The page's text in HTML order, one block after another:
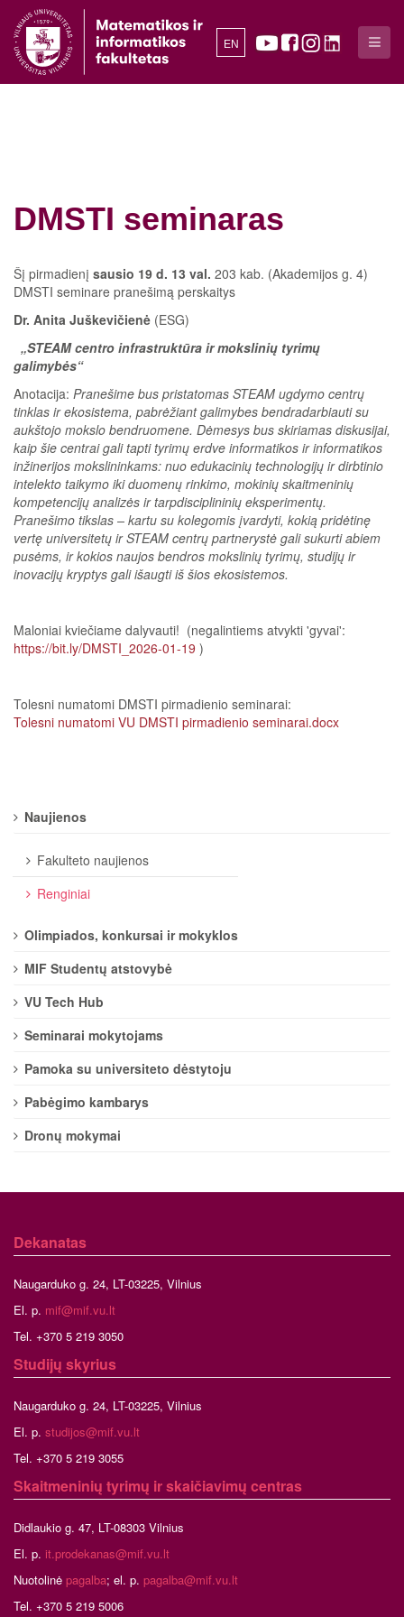
EN
DMSTI seminaras
Šį pirmadienį sausio 19 d. 13 val. 203 kab. (Akademijos g. 4)
DMSTI seminare pranešimą perskaitys
Dr. Anita Juškevičienė (ESG)
„STEAM centro infrastruktūra ir mokslinių tyrimų
galimybės“
Anotacija: Pranešime bus pristatomas STEAM ugdymo centrų
tinklas ir ekosistema, pabrėžiant galimybes bendradarbiauti su
aukštojo mokslo bendruomene. Dėmesys bus skiriamas diskusijai,
kaip šie centrai gali tapti tyrimų erdve informatikos ir informatikos
inžinerijos mokslininkams: nuo edukacinių technologijų ir dirbtinio
intelekto taikymo iki duomenų rinkimo, mokinių skaitmeninių
kompetencijų analizės ir tarpdisciplininių eksperimentų.
Pranešimo tikslas – kartu su kolegomis įvardyti, kokią pridėtinę
vertę universitetų ir STEAM centrų partnerystė gali sukurti abiem
pusėms, ir kokios naujos bendros mokslinių tyrimų, studijų ir
inovacijų kryptys gali išaugti iš šios ekosistemos.
Maloniai kviečiame dalyvauti! (negalintiems atvykti 'gyvai':
https://bit.ly/DMSTI_2026-01-19 )
Tolesni numatomi DMSTI pirmadienio seminarai: ​​​​​​
Tolesni numatomi VU DMSTI pirmadienio seminarai.docx
Naujienos
Fakulteto naujienos
Renginiai
Olimpiados, konkursai ir mokyklos
MIF Studentų atstovybė
VU Tech Hub
Seminarai mokytojams
Pamoka su universiteto dėstytoju
Pabėgimo kambarys
Dronų mokymai
Dekanatas
Naugarduko g. 24, LT-03225, Vilnius
El. p. mif@mif.vu.lt
Tel. +370 5 219 3050
Studijų skyrius
Naugarduko g. 24, LT-03225, Vilnius
El. p. studijos@mif.vu.lt
Tel. +370 5 219 3055
Skaitmeninių tyrimų ir skaičiavimų centras
Didlaukio g. 47, LT-08303 Vilnius
El. p. it.prodekanas@mif.vu.lt
Nuotolinė pagalba; el. p. pagalba@mif.vu.lt
Tel. +370 5 219 5006